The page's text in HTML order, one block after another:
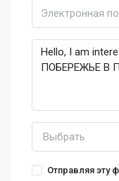
Выбрать
Отправляя эту